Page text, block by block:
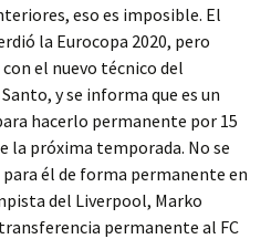
eso es imposible. El
la Eurocopa 2020, pero
el nuevo técnico del
y se informa que es un
hacerlo permanente por 15
la próxima temporada. No se
él de forma permanente en
del Liverpool, Marko
permanente al FC